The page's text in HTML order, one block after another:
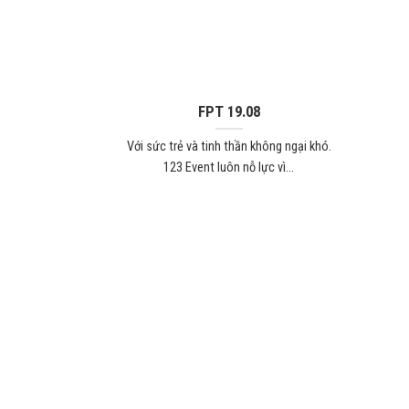
FPT 19.08
Với sức trẻ và tinh thần không ngại khó.
123 Event luôn nỗ lực vì...